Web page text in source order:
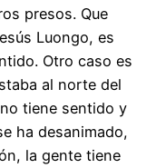
presos. Que
Luongo, es
Otro caso es
al norte del
tiene sentido y
ha desanimado,
la gente tiene